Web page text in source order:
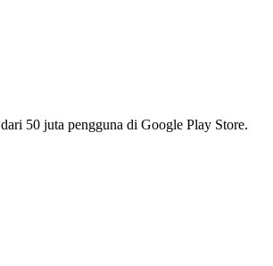
50 juta pengguna di Google Play Store.